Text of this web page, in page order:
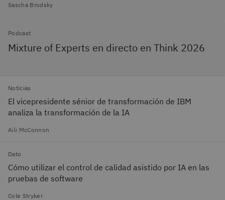
Sascha Brodsky
Podcast
Mixture of Experts en directo en Think 2026
Noticias
El vicepresidente sénior de transformación de IBM
analiza la transformación de la IA
Aili McConnon
Dato
Cómo utilizar el control de calidad asistido por IA en las
pruebas de software
Cole Stryker